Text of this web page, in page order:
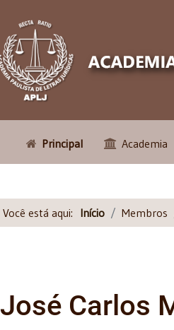
Principal Academia
Você está aqui: Início Membros
José Carlos